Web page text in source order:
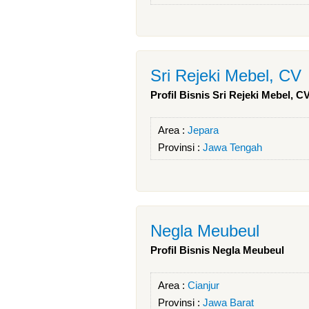
Sri Rejeki Mebel, CV
Profil Bisnis Sri Rejeki Mebel,
Area : Jepara
Provinsi : Jawa Tengah
Negla Meubeul
Profil Bisnis Negla Meubeul
Area : Cianjur
Provinsi : Jawa Barat